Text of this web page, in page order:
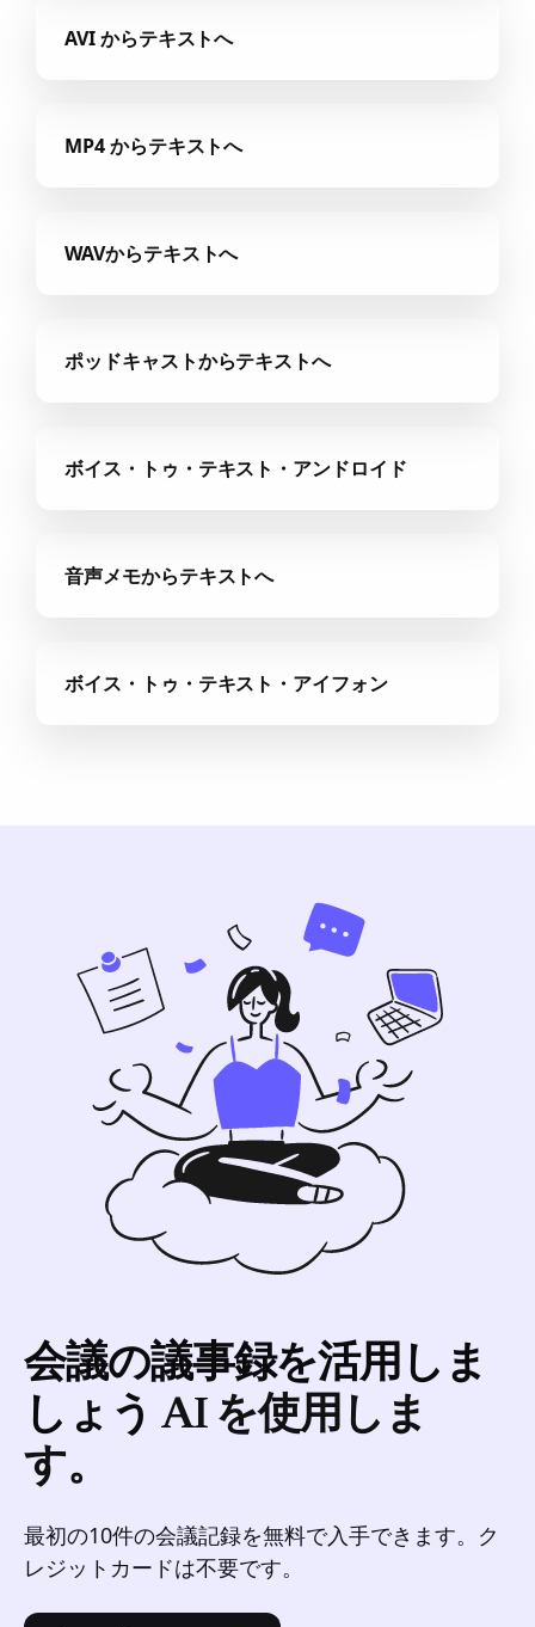
AVI からテキストへ
MP4 からテキストへ
WAVからテキストへ
ポッドキャストからテキストへ
ボイス・トゥ・テキスト・アンドロイド
音声メモからテキストへ
ボイス・トゥ・テキスト・アイフォン
会議の議事録を活用しま
しょう AI を使用しま
す。
最初の10件の会議記録を無料で入手できます。ク
レジットカードは不要です。